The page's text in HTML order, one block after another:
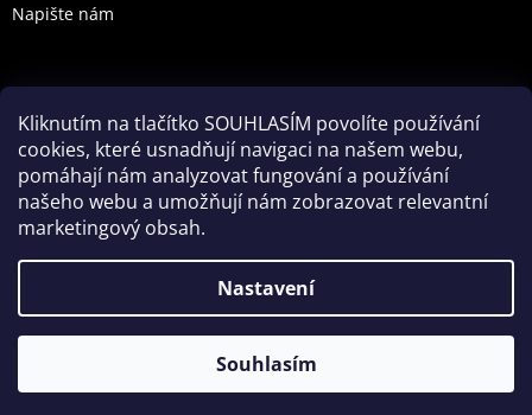
Kliknutím na tlačítko SOUHLASÍM povolíte používání
cookies, které usnadňují navigaci na našem webu,
pomáhají nám analyzovat fungování a používání
našeho webu a umožňují nám zobrazovat relevantní
marketingový obsah.
Nastavení
Souhlasím
Napište nám
HLEDAT
Partner: Mega Creative
Tenesco s.r.o.. Všechna práva vyhrazena.